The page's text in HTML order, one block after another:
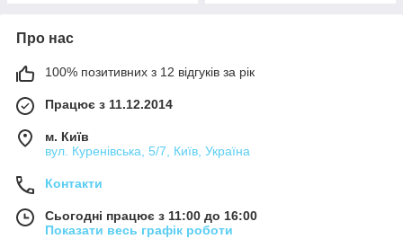
Про нас
100% позитивних з 12 відгуків за рік
Працює з 11.12.2014
м. Київ
вул. Куренівська, 5/7, Київ, Україна
Контакти
Сьогодні працює з 11:00 до 16:00
Показати весь графік роботи